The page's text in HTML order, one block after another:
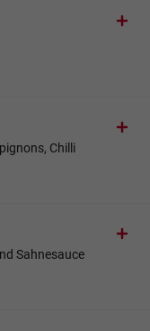
Chilli
Sahnesauce